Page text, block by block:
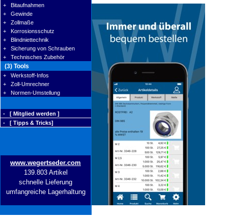
+ Bitaufnahmen
+ Gewinde
+ Zollmaße
+ Korrosionsschutz
+ Blindniettechnik
+ Sicherung von Schrauben
+ Technisches Zubehör
(3) Tools
+ Werkstoff-Infos
+ Zoll-Umrechner
+ Normen-Umstellung
- [ Mitglied werden ]
- [ Tipps & Tricks]
www.wegertseder.com
139.803 Artikel
schnelle Lieferung
umfangreiche Lagerhaltung